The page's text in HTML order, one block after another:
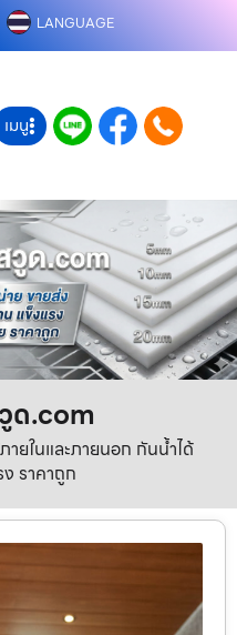
LANGUAGE
เมนู
ด.com
ยในและภายนอก กันน้ำได้
ราคาถูก